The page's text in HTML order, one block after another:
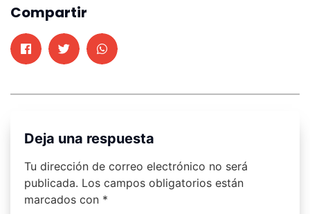
Compartir
Deja una respuesta
Tu dirección de correo electrónico no será
publicada. Los campos obligatorios están
marcados con *